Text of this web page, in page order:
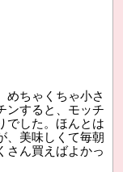
めちゃくちゃ小さ
ンすると、モッチ
でした。ほんとは
、美味しくて毎朝
さん買えばよかっ